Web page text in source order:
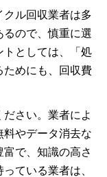
ル回収業者は多
ので、慎重に選
トとしては、「処
ためにも、回収費
さい。業者によ
料やデータ消去な
で、知識の高さ
ている業者は、